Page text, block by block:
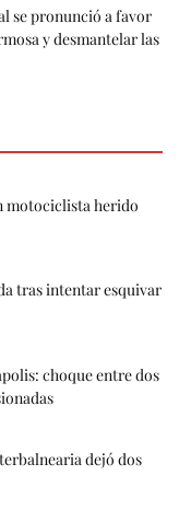
se pronunció a favor
y desmantelar las
motociclista herido
tras intentar esquivar
choque entre dos
dejó dos